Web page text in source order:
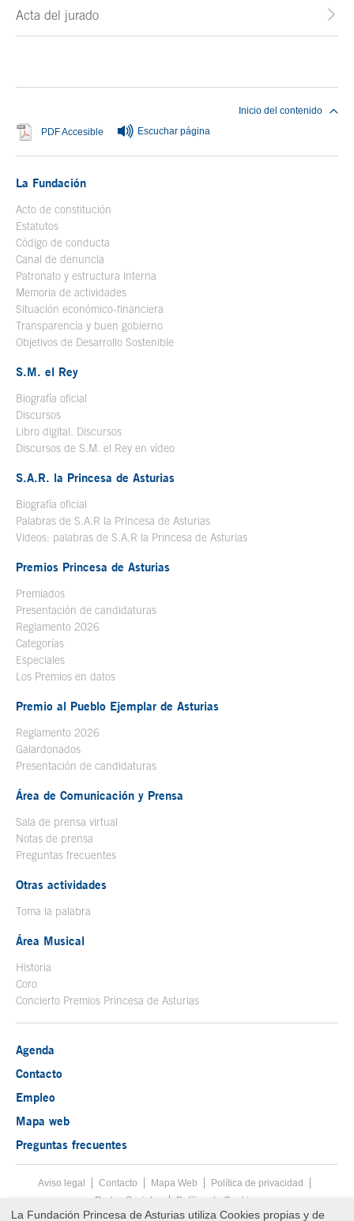
Acta del jurado
PDF Accesible Se abre en ventana nueva
Escuchar página
Inicio del contenido
La Fundación
Acto de constitución
Estatutos
Código de conducta
Canal de denuncia
Patronato y estructura interna
Memoria de actividades
Situación económico-financiera
Transparencia y buen gobierno
Objetivos de Desarrollo Sostenible
S.M. el Rey
Biografía oficial
Discursos
Libro digital. Discursos
Discursos de S.M. el Rey en vídeo
S.A.R. la Princesa de Asturias
Biografía oficial
Palabras de S.A.R la Princesa de Asturias
Videos: palabras de S.A.R la Princesa de Asturias
Premios Princesa de Asturias
Premiados
Presentación de candidaturas
Reglamento 2026
Categorías
Especiales
Los Premios en datos
Premio al Pueblo Ejemplar de Asturias
Reglamento 2026
Galardonados
Presentación de candidaturas
Área de Comunicación y Prensa
Sala de prensa virtual
Notas de prensa
Preguntas frecuentes
Otras actividades
Toma la palabra
Área Musical
Historia
Coro
Concierto Premios Princesa de Asturias
Agenda
Contacto
Empleo
Mapa web
Preguntas frecuentes
Menú pie
Aviso legal Tecla de acceso 8
Contacto Mapa Web
Política de privacidad
Redes Sociales
Política de Cookies
Fin menú pie
La Fundación Princesa de Asturias utiliza Cookies propias y de